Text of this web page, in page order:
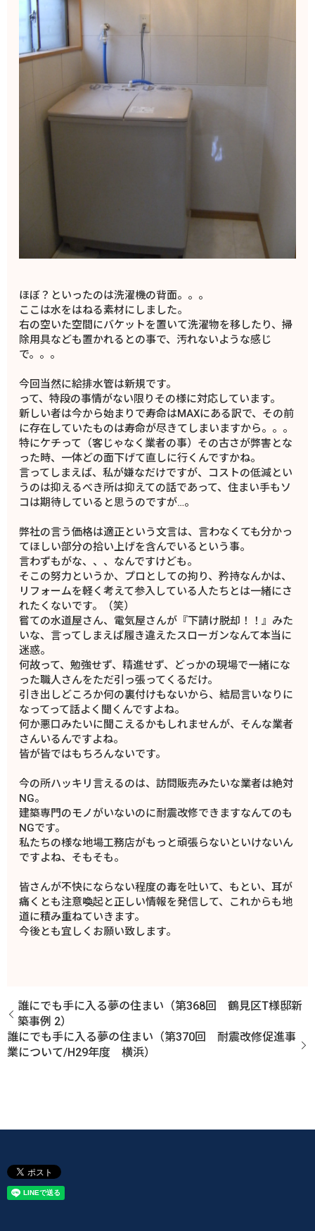
ほぼ？といったのは洗濯機の背面。。。
ここは水をはねる素材にしました。
右の空いた空間にバケットを置いて洗濯物を移したり、掃
除用具なども置かれるとの事で、汚れないような感じ
で。。。
今回当然に給排水管は新規です。
って、特段の事情がない限りその様に対応しています。
新しい者は今から始まりで寿命はMAXにある訳で、その前
に存在していたものは寿命が尽きてしまいますから。。。
特にケチって（客じゃなく業者の事）その古さが弊害とな
った時、一体どの面下げて直しに行くんですかね。
言ってしまえば、私が嫌なだけですが、コストの低減とい
うのは抑えるべき所は抑えての話であって、住まい手もソ
コは期待していると思うのですが…。
弊社の言う価格は適正という文言は、言わなくても分かっ
てほしい部分の拾い上げを含んでいるという事。
言わずもがな、、、なんですけども。
そこの努力というか、プロとしての拘り、矜持なんかは、
リフォームを軽く考えて参入している人たちとは一緒にさ
れたくないです。（笑）
嘗ての水道屋さん、電気屋さんが『下請け脱却！！』みた
いな、言ってしまえば履き違えたスローガンなんて本当に
迷惑。
何故って、勉強せず、精進せず、どっかの現場で一緒にな
った職人さんをただ引っ張ってくるだけ。
引き出しどころか何の裏付けもないから、結局言いなりに
なってって話よく聞くんですよね。
何か悪口みたいに聞こえるかもしれませんが、そんな業者
さんいるんですよね。
皆が皆ではもちろんないです。
今の所ハッキリ言えるのは、訪問販売みたいな業者は絶対
NG。
建築専門のモノがいないのに耐震改修できますなんてのも
NGです。
私たちの様な地場工務店がもっと頑張らないといけないん
ですよね、そもそも。
皆さんが不快にならない程度の毒を吐いて、もとい、耳が
痛くとも注意喚起と正しい情報を発信して、これからも地
道に積み重ねていきます。
今後とも宜しくお願い致します。
誰にでも手に入る夢の住まい（第368回 鶴見区T様邸新
築事例 2）
誰にでも手に入る夢の住まい（第370回 耐震改修促進事
業について/H29年度 横浜）